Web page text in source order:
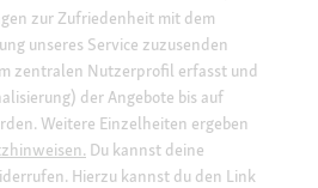
zur Zufriedenheit mit dem
unseres Service zuzusenden
zentralen Nutzerprofil erfasst und
der Angebote bis auf
Weitere Einzelheiten ergeben
Du kannst deine
Hierzu kannst du den Link